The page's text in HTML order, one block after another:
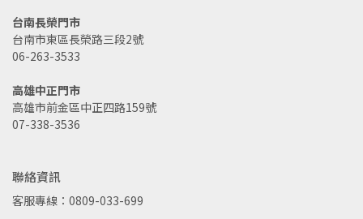
台南長榮門市
台南市東區長榮路三段2號
06-263-3533
高雄中正門市
高雄市前金區中正四路159號
07-338-3536
聯絡資訊
客服專線：0809-033-699